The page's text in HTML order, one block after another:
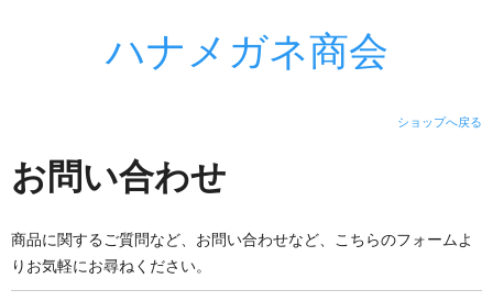
ハナメガネ商会
ショップへ戻る
お問い合わせ
商品に関するご質問など、お問い合わせなど、こちらのフォームよ
りお気軽にお尋ねください。